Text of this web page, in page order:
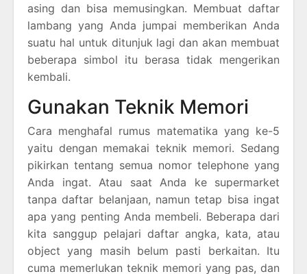
asing dan bisa memusingkan. Membuat daftar
lambang yang Anda jumpai memberikan Anda
suatu hal untuk ditunjuk lagi dan akan membuat
beberapa simbol itu berasa tidak mengerikan
kembali.
Gunakan Teknik Memori
Cara menghafal rumus matematika yang ke-5
yaitu dengan memakai teknik memori. Sedang
pikirkan tentang semua nomor telephone yang
Anda ingat. Atau saat Anda ke supermarket
tanpa daftar belanjaan, namun tetap bisa ingat
apa yang penting Anda membeli. Beberapa dari
kita sanggup pelajari daftar angka, kata, atau
object yang masih belum pasti berkaitan. Itu
cuma memerlukan teknik memori yang pas, dan